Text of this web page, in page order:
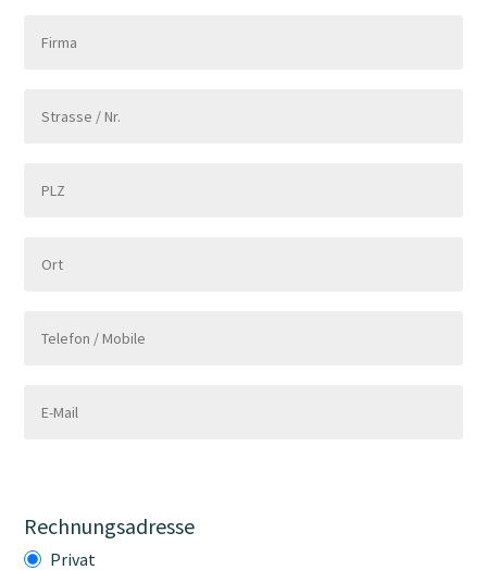
Rechnungsadresse
Privat